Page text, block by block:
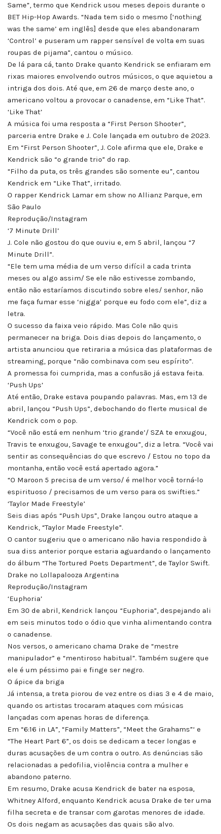
Same”, termo que Kendrick usou meses depois durante o
BET Hip-Hop Awards. “Nada tem sido o mesmo [‘nothing
was the same’ em inglês] desde que eles abandonaram
‘Control’ e puseram um rapper sensível de volta em suas
roupas de pijama”, cantou o músico.
De lá para cá, tanto Drake quanto Kendrick se enfiaram em
rixas maiores envolvendo outros músicos, o que aquietou a
intriga dos dois. Até que, em 26 de março deste ano, o
americano voltou a provocar o canadense, em “Like That”.
‘Like That’
A música foi uma resposta a “First Person Shooter”,
parceria entre Drake e J. Cole lançada em outubro de 2023.
Em “First Person Shooter”, J. Cole afirma que ele, Drake e
Kendrick são “o grande trio” do rap.
“Filho da puta, os três grandes são somente eu”, cantou
Kendrick em “Like That”, irritado.
O rapper Kendrick Lamar em show no Allianz Parque, em
São Paulo
Reprodução/Instagram
‘7 Minute Drill’
J. Cole não gostou do que ouviu e, em 5 abril, lançou “7
Minute Drill”.
“Ele tem uma média de um verso difícil a cada trinta
meses ou algo assim/ Se ele não estivesse zombando,
então não estaríamos discutindo sobre eles/ senhor, não
me faça fumar esse ‘nigga’ porque eu fodo com ele”, diz a
letra.
O sucesso da faixa veio rápido. Mas Cole não quis
permanecer na briga. Dois dias depois do lançamento, o
artista anunciou que retiraria a música das plataformas de
streaming, porque “não combinava com seu espírito”.
A promessa foi cumprida, mas a confusão já estava feita.
‘Push Ups’
Até então, Drake estava poupando palavras. Mas, em 13 de
abril, lançou “Push Ups”, debochando do flerte musical de
Kendrick com o pop.
“Você não está em nenhum ‘trio grande’/ SZA te enxugou,
Travis te enxugou, Savage te enxugou”, diz a letra. “Você vai
sentir as consequências do que escrevo / Estou no topo da
montanha, então você está apertado agora.”
“O Maroon 5 precisa de um verso/ é melhor você torná-lo
espirituoso / precisamos de um verso para os swifties.”
‘Taylor Made Freestyle’
Seis dias após “Push Ups”, Drake lançou outro ataque a
Kendrick, “Taylor Made Freestyle”.
O cantor sugeriu que o americano não havia respondido à
sua diss anterior porque estaria aguardando o lançamento
do álbum “The Tortured Poets Department”, de Taylor Swift.
Drake no Lollapalooza Argentina
Reprodução/Instagram
‘Euphoria’
Em 30 de abril, Kendrick lançou “Euphoria”, despejando ali
em seis minutos todo o ódio que vinha alimentando contra
o canadense.
Nos versos, o americano chama Drake de “mestre
manipulador” e “mentiroso habitual”. Também sugere que
ele é um péssimo pai e finge ser negro.
O ápice da briga
Já intensa, a treta piorou de vez entre os dias 3 e 4 de maio,
quando os artistas trocaram ataques com músicas
lançadas com apenas horas de diferença.
Em “6:16 in LA”, “Family Matters”, “Meet the Grahams”‘ e
“The Heart Part 6”, os dois se dedicam a tecer longas e
duras acusações de um contra o outro. As denúncias são
relacionadas a pedofilia, violência contra a mulher e
abandono paterno.
Em resumo, Drake acusa Kendrick de bater na esposa,
Whitney Alford, enquanto Kendrick acusa Drake de ter uma
filha secreta e de transar com garotas menores de idade.
Os dois negam as acusações das quais são alvo.